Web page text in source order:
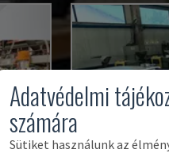
Adatvédelmi
számára
Sütiket használunk az